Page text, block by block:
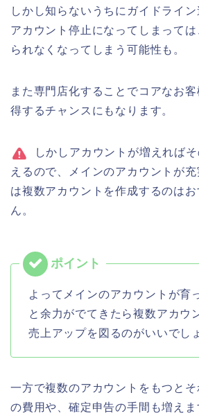
しかし知らないうちにガイドライン
アカウント停止になってしまって
られなくなってしまう可能性も。
また専門店化することでコアなお
得するチャンスにもなります。
しかしアカウントが増えれば
えるので、メインのアカウントが
は複数アカウントを作成するのは
ん。
よってメインのアカウントが育
と余力がでてきたら複数アカウ
売上アップを図るのがいいでし
一方で複数のアカウントをもつと
の費用や、確定申告の手間も増えま